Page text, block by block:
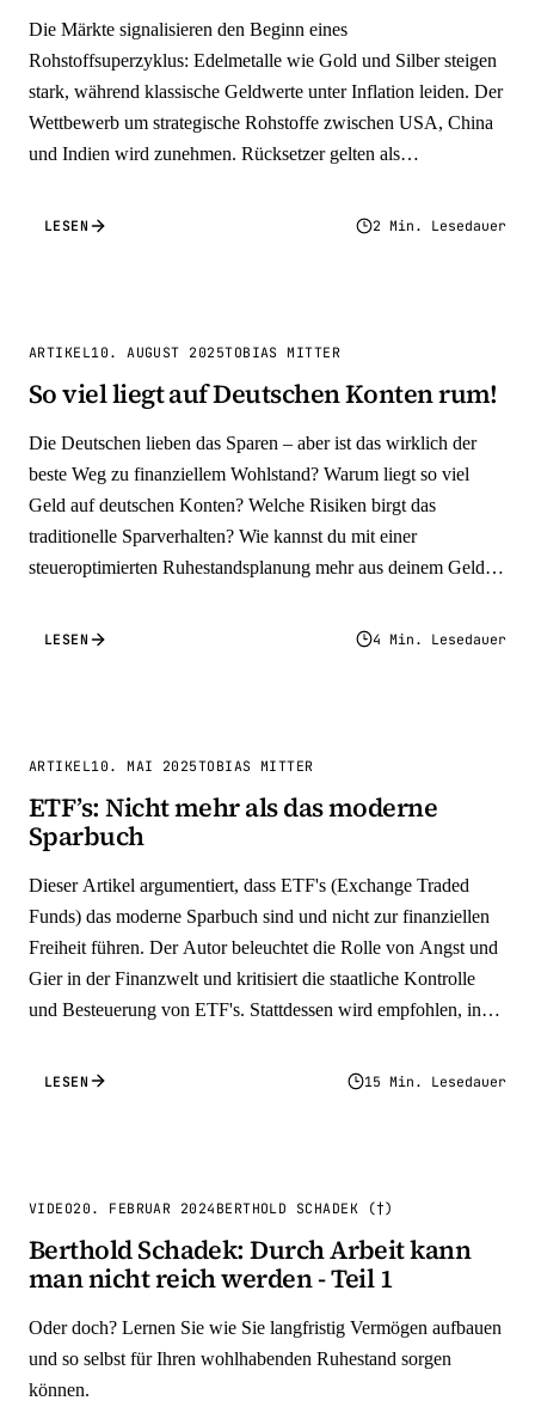
Die Märkte signalisieren den Beginn eines
Rohstoffsuperzyklus: Edelmetalle wie Gold und Silber steigen
stark, während klassische Geldwerte unter Inflation leiden. Der
Wettbewerb um strategische Rohstoffe zwischen USA, China
und Indien wird zunehmen. Rücksetzer gelten als
LESEN 2 Min. Lesedauer
ARTIKEL10. AUGUST 2025TOBIAS MITTER
So viel liegt auf Deutschen Konten rum!
Die Deutschen lieben das Sparen – aber ist das wirklich der
beste Weg zu finanziellem Wohlstand? Warum liegt so viel
Geld auf deutschen Konten? Welche Risiken birgt das
traditionelle Sparverhalten? Wie kannst du mit einer
steueroptimierten Ruhestandsplanung mehr aus deinem Geld
LESEN 4 Min. Lesedauer
ARTIKEL 10. MAI 2025TOBIAS MITTER
ETF’s: Nicht mehr als das moderne
Sparbuch
Dieser Artikel argumentiert, dass ETF's (Exchange Traded
Funds) das moderne Sparbuch sind und nicht zur finanziellen
Freiheit führen. Der Autor beleuchtet die Rolle von Angst und
Gier in der Finanzwelt und kritisiert die staatliche Kontrolle
und Besteuerung von ETF's. Stattdessen wird empfohlen, in
Werterhaltung zu gewährleisten. Der Artikel betont die
LESEN 15 Min. Lesedauer
VIDEO20. FEBRUAR 2024 BERTHOLD SCHADEK (†)
Berthold Schadek: Durch Arbeit kann
man nicht reich werden - Teil 1
Oder doch? Lernen Sie wie Sie langfristig Vermögen aufbauen
und so selbst für Ihren wohlhabenden Ruhestand sorgen
können.